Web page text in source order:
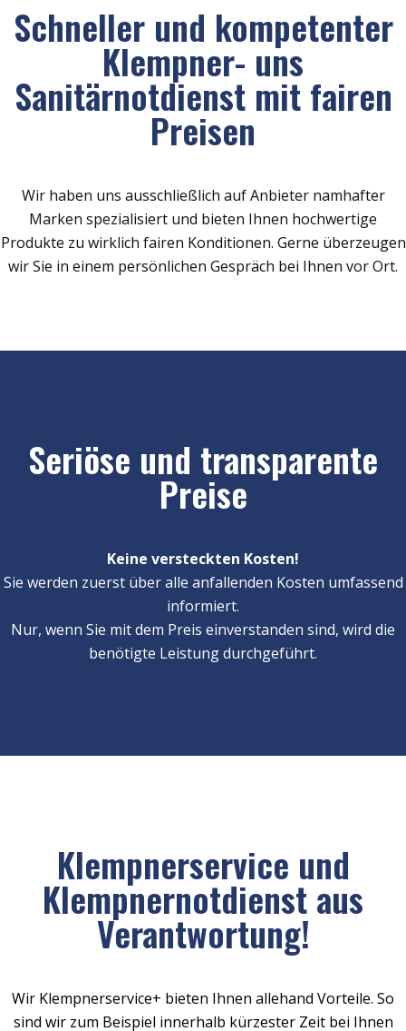
Schneller und kompetenter
Klempner- uns
Sanitärnotdienst mit fairen
Preisen
Wir haben uns ausschließlich auf Anbieter namhafter
Marken spezialisiert und bieten Ihnen hochwertige
Produkte zu wirklich fairen Konditionen. Gerne überzeugen
wir Sie in einem persönlichen Gespräch bei Ihnen vor Ort.
Seriöse und transparente
Preise
Keine versteckten Kosten!
Sie werden zuerst über alle anfallenden Kosten umfassend
informiert.
Nur, wenn Sie mit dem Preis einverstanden sind, wird die
benötigte Leistung durchgeführt.
Klempnerservice und
Klempnernotdienst aus
Verantwortung!
Wir Klempnerservice+ bieten Ihnen allehand Vorteile. So
sind wir zum Beispiel innerhalb kürzester Zeit bei Ihnen